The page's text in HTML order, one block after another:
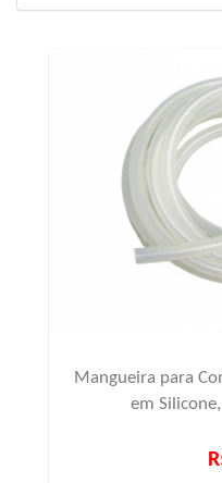
Mangueira para
em